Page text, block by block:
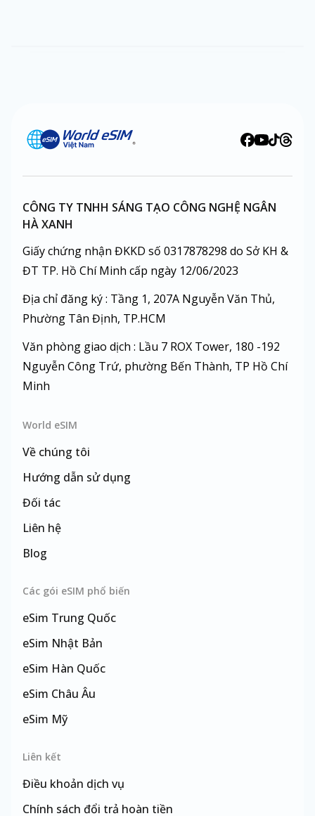
CÔNG TY TNHH SÁNG TẠO CÔNG NGHỆ NGÂN
HÀ XANH
Giấy chứng nhận ĐKKD số 0317878298 do Sở KH &
ĐT TP. Hồ Chí Minh cấp ngày 12/06/2023
Địa chỉ đăng ký : Tầng 1, 207A Nguyễn Văn Thủ,
Phường Tân Định, TP.HCM
Văn phòng giao dịch : Lầu 7 ROX Tower, 180 -192
Nguyễn Công Trứ, phường Bến Thành, TP Hồ Chí
Minh
World eSIM
Về chúng tôi
Hướng dẫn sử dụng
Đối tác
Liên hệ
Blog
Các gói eSIM phổ biến
eSim Trung Quốc
eSim Nhật Bản
eSim Hàn Quốc
eSim Châu Âu
eSim Mỹ
Liên kết
Điều khoản dịch vụ
Chính sách đổi trả hoàn tiền